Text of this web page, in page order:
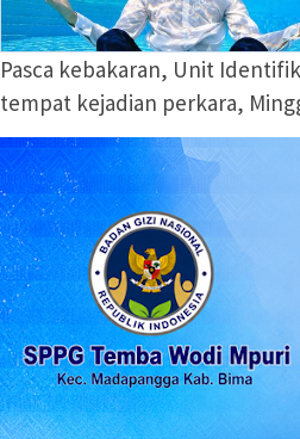
Pasca kebakaran, Unit
tempat kejadian perkara,